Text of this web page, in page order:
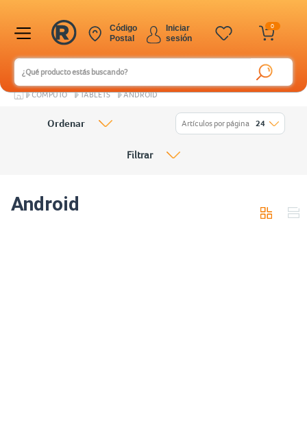
0
Iniciar
sesión
Código
Postal
CÓMPUTO TABLETS ANDROID
Android
Ordenar Artículos por página 24
Filtrar